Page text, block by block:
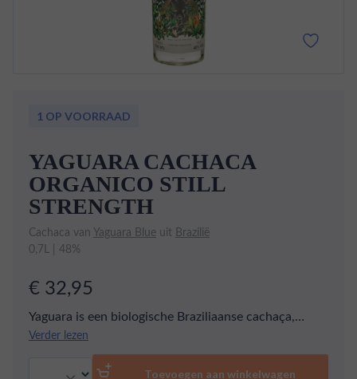
1 OP VOORRAAD
YAGUARA CACHACA
ORGANICO STILL
STRENGTH
Cachaca van Yaguara Blue uit Brazilië
0,7L | 48%
€ 32,95
Yaguara is een biologische Braziliaanse cachaça,
geproduceerd door een familiebedrijf van de vijfde
generatie. Twintig procent van de blend wordt tussen
de vijf en zes jaar in eiken gerijpt, wat een extra laag
Verder lezen
Toevoegen aan winkelwagen